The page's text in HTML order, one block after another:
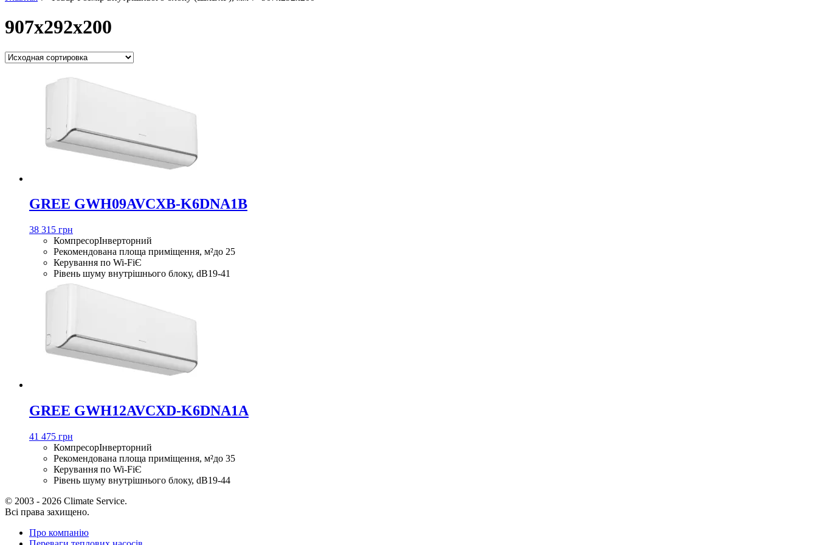
907x292x200
GREE GWH09AVCXB-K6DNA1B
38 315 грн
КомпресорІнверторний
Рекомендована площа приміщення, м²до 25
Керування по Wi-FiЄ
Рівень шуму внутрішнього блоку, dB19-41
GREE GWH12AVCXD-K6DNA1A
41 475 грн
КомпресорІнверторний
Рекомендована площа приміщення, м²до 35
Керування по Wi-FiЄ
Рівень шуму внутрішнього блоку, dB19-44
© 2003 - 2026 Climate Service.
Всі права захищено.
Про компанію